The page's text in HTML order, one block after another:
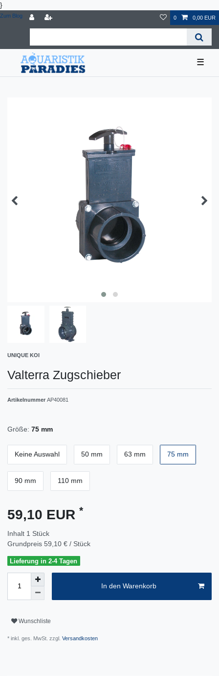
}
Zum Blog 0 0,00 EUR
☰
UNIQUE KOI
Valterra Zugschieber
Artikelnummer AP40081
Größe: 75 mm
Keine Auswahl 50 mm 63 mm 75 mm
90 mm 110 mm
59,10 EUR *
Inhalt 1 Stück
Grundpreis 59,10 € / Stück
Lieferung in 2-4 Tagen
In den Warenkorb
Wunschliste
* inkl. ges. MwSt. zzgl. Versandkosten